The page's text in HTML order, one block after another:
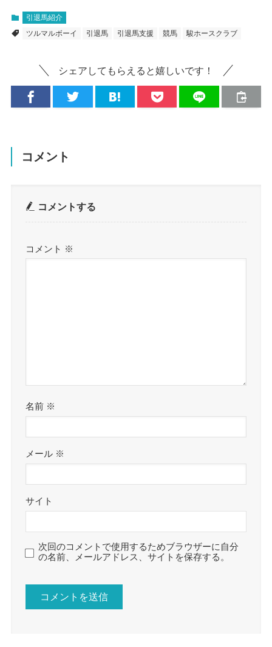
引退馬紹介
ツルマルボーイ
引退馬 引退馬支援 競馬 駿ホースクラブ
シェアしてもらえると嬉しいです！
コメント
コメントする
コメント ※
名前 ※
メール ※
サイト
次回のコメントで使用するためブラウザーに自分
の名前、メールアドレス、サイトを保存する。